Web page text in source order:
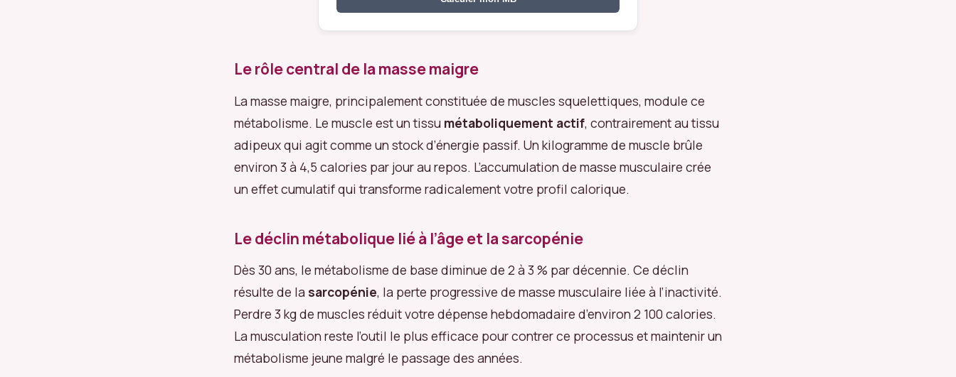
Le rôle central de la masse maigre
La masse maigre, principalement constituée de muscles squelettiques, module ce
métabolisme. Le muscle est un tissu métaboliquement actif, contrairement au tissu
adipeux qui agit comme un stock d’énergie passif. Un kilogramme de muscle brûle
environ 3 à 4,5 calories par jour au repos. L’accumulation de masse musculaire crée
un effet cumulatif qui transforme radicalement votre profil calorique.
Le déclin métabolique lié à l’âge et la sarcopénie
Dès 30 ans, le métabolisme de base diminue de 2 à 3 % par décennie. Ce déclin
résulte de la sarcopénie, la perte progressive de masse musculaire liée à l’inactivité.
Perdre 3 kg de muscles réduit votre dépense hebdomadaire d’environ 2 100 calories.
La musculation reste l’outil le plus efficace pour contrer ce processus et maintenir un
métabolisme jeune malgré le passage des années.